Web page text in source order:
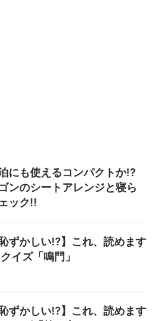
にも使えるコンパクトか!?
ンのシートアレンジと寝ら
ック!!
ずかしい!?】これ、読めます
イズ「鳴門」
ずかしい!?】これ、読めます